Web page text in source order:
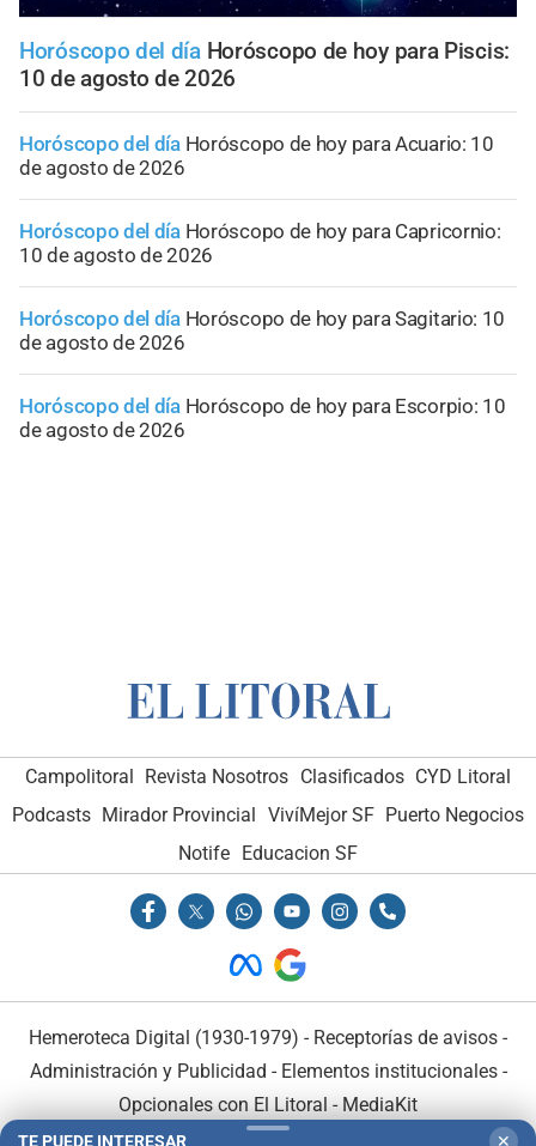
Horóscopo del día Horóscopo de hoy para Piscis:
10 de agosto de 2026
Horóscopo del día Horóscopo de hoy para Acuario: 10
de agosto de 2026
Horóscopo del día Horóscopo de hoy para Capricornio:
10 de agosto de 2026
Horóscopo del día Horóscopo de hoy para Sagitario: 10
de agosto de 2026
Horóscopo del día Horóscopo de hoy para Escorpio: 10
de agosto de 2026
Campolitoral Revista Nosotros Clasificados CYD Litoral
Podcasts Mirador Provincial VivíMejor SF Puerto Negocios
Notife Educacion SF
Hemeroteca Digital (1930-1979) - Receptorías de avisos -
Administración y Publicidad - Elementos institucionales-
Opcionales con El Litoral - MediaKit
TE PUEDE INTERESAR ✕